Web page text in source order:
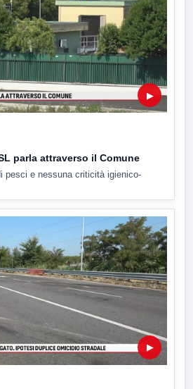
▶
parla attraverso il Comune
pesci e nessuna criticità igienico-
▶